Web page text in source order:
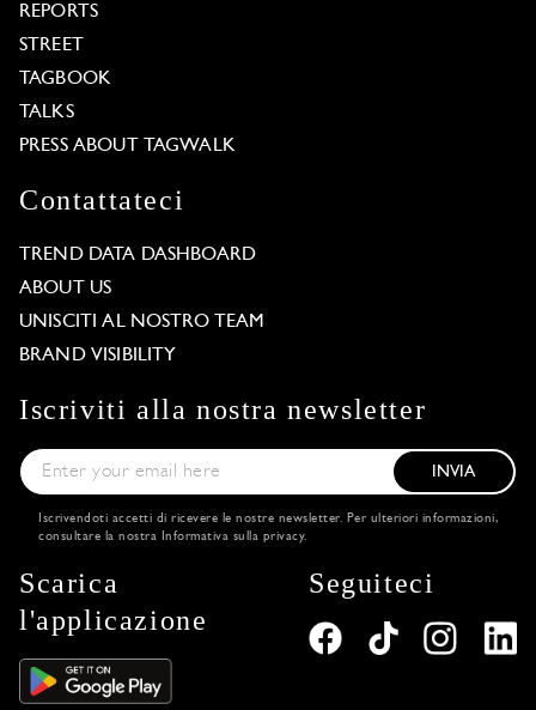
REPORTS
STREET
TAGBOOK
TALKS
PRESS ABOUT TAGWALK
Contattateci
TREND DATA DASHBOARD
ABOUT US
UNISCITI AL NOSTRO TEAM
BRAND VISIBILITY
Iscriviti alla nostra newsletter
INVIA
Iscrivendoti accetti di ricevere le nostre newsletter. Per ulteriori informazioni,
consultare la nostra
Informativa sulla privacy.
Scarica
l'applicazione
Seguiteci